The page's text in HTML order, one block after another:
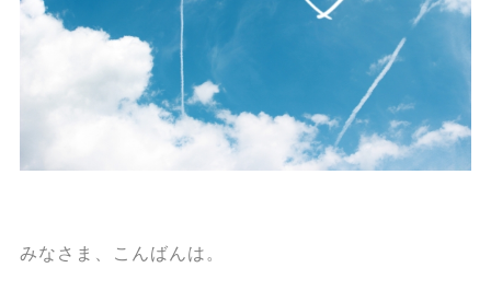
みなさま、こんばんは。